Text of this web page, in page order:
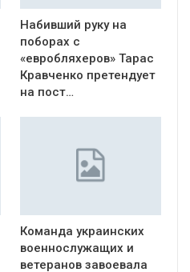
Набивший руку на
поборах с
«евробляхеров» Тарас
Кравченко претендует
на пост…
Команда украинских
военнослужащих и
ветеранов завоевала